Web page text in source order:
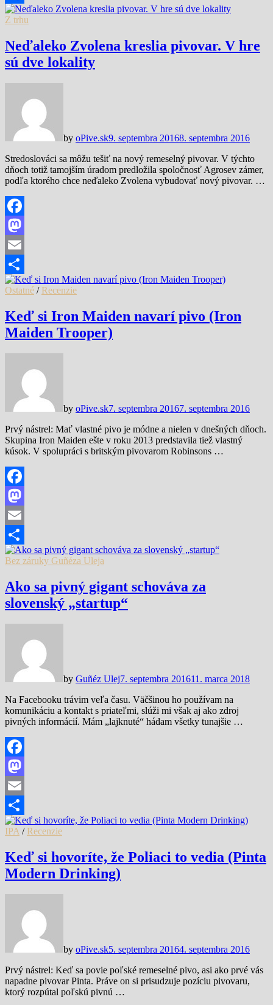
Share
Z trhu
Neďaleko Zvolena kreslia pivovar. V hre
sú dve lokality
by oPive.sk9. septembra 20168. septembra 2016
Stredoslováci sa môžu tešiť na nový remeselný pivovar. V týchto
dňoch totiž tamojším úradom predložila spoločnosť Agrosev zámer,
podľa ktorého chce neďaleko Zvolena vybudovať nový pivovar. …
Facebook
Mastodon
Email
Share
Ostatné / Recenzie
Keď si Iron Maiden navarí pivo (Iron
Maiden Trooper)
by oPive.sk7. septembra 20167. septembra 2016
Prvý nástrel: Mať vlastné pivo je módne a nielen v dnešných dňoch.
Skupina Iron Maiden ešte v roku 2013 predstavila tiež vlastný
kúsok. V spolupráci s britským pivovarom Robinsons …
Facebook
Mastodon
Email
Share
Bez záruky Guñéza Uleja
Ako sa pivný gigant schováva za
slovenský „startup“
by Guñéz Ulej7. septembra 201611. marca 2018
Na Facebooku trávim veľa času. Väčšinou ho používam na
komunikáciu a kontakt s priateľmi, slúži mi však aj ako zdroj
pivných informácií. Mám „lajknuté“ hádam všetky tunajšie …
Facebook
Mastodon
Email
Share
IPA / Recenzie
Keď si hovoríte, že Poliaci to vedia (Pinta
Modern Drinking)
by oPive.sk5. septembra 20164. septembra 2016
Prvý nástrel: Keď sa povie poľské remeselné pivo, asi ako prvé vás
napadne pivovar Pinta. Práve on si prisudzuje pozíciu pivovaru,
ktorý rozpútal poľskú pivnú …